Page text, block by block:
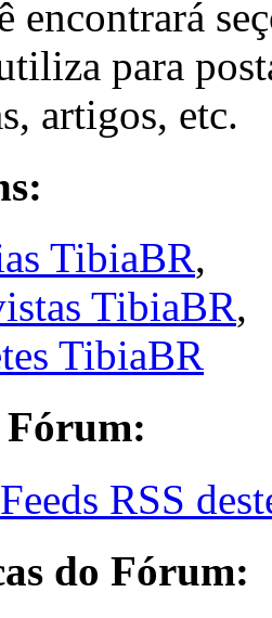
encontrará
para
artigos, etc.
TibiaBR,
TibiaBR,
TibiaBR
Fórum:
RSS
do Fórum: